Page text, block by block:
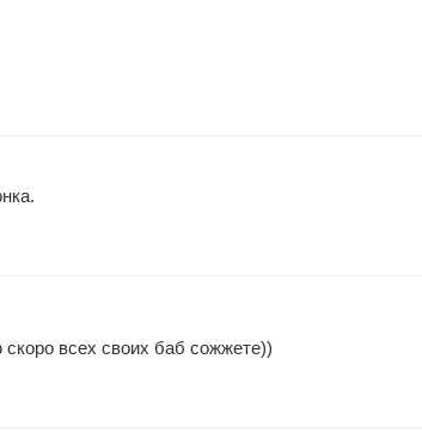
скоро всех своих баб сожжете))